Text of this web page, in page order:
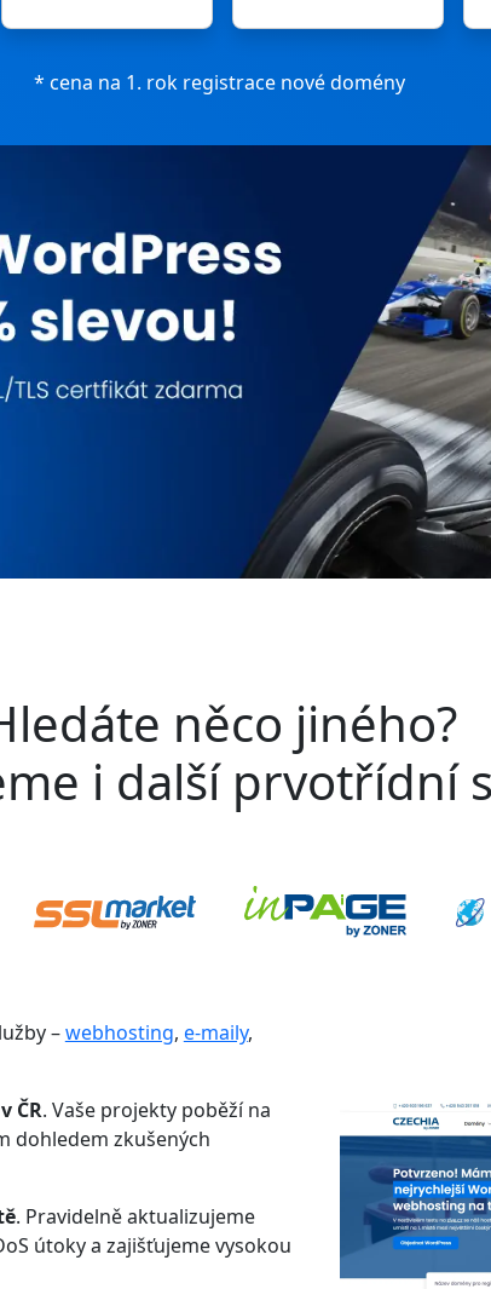
* cena na 1. rok registrace nové domény
něco jiného?
i další prvotřídní
–webhosting, e-maily,
ČR. Vaše projekty poběží na
dohledem zkušených
. Pravidelně aktualizujeme
útoky a zajišťujeme vysokou